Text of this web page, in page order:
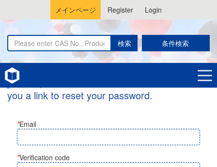
メインページ Register Login
検索 条件検索
Enter your email address and we will send
you a link to reset your password.
*Email
*Verification code